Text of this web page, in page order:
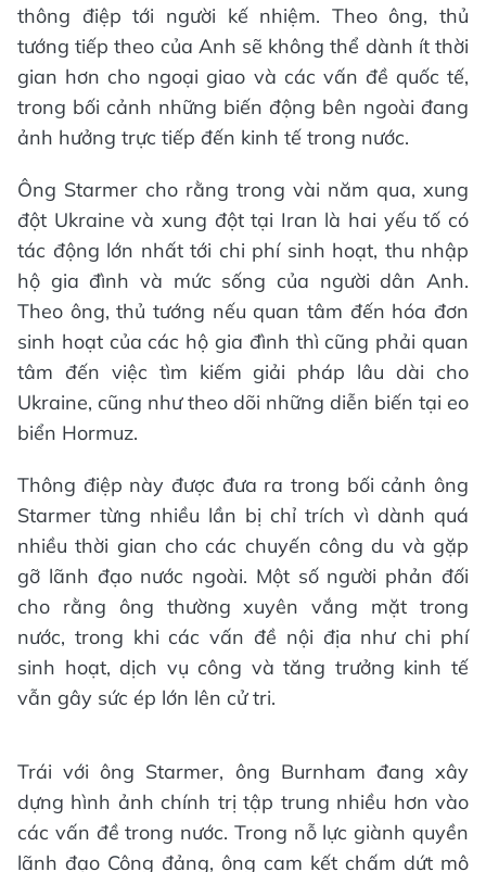
thông điệp tới người kế nhiệm. Theo ông, thủ
tướng tiếp theo của Anh sẽ không thể dành ít thời
gian hơn cho ngoại giao và các vấn đề quốc tế,
trong bối cảnh những biến động bên ngoài đang
ảnh hưởng trực tiếp đến kinh tế trong nước.
Ông Starmer cho rằng trong vài năm qua, xung
đột Ukraine và xung đột tại Iran là hai yếu tố có
tác động lớn nhất tới chi phí sinh hoạt, thu nhập
hộ gia đình và mức sống của người dân Anh.
Theo ông, thủ tướng nếu quan tâm đến hóa đơn
sinh hoạt của các hộ gia đình thì cũng phải quan
tâm đến việc tìm kiếm giải pháp lâu dài cho
Ukraine, cũng như theo dõi những diễn biến tại eo
biển Hormuz.
Thông điệp này được đưa ra trong bối cảnh ông
Starmer từng nhiều lần bị chỉ trích vì dành quá
nhiều thời gian cho các chuyến công du và gặp
gỡ lãnh đạo nước ngoài. Một số người phản đối
cho rằng ông thường xuyên vắng mặt trong
nước, trong khi các vấn đề nội địa như chi phí
sinh hoạt, dịch vụ công và tăng trưởng kinh tế
vẫn gây sức ép lớn lên cử tri.
Trái với ông Starmer, ông Burnham đang xây
dựng hình ảnh chính trị tập trung nhiều hơn vào
các vấn đề trong nước. Trong nỗ lực giành quyền
lãnh đạo Công đảng, ông cam kết chấm dứt mô